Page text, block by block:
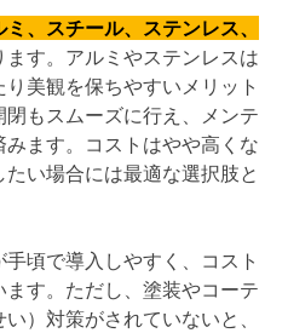
ミ、スチール、ステンレス、
ます。アルミやステンレスは
美観を保ちやすいメリット
もスムーズに行え、メンテ
ます。コストはやや高くな
い場合には最適な選択肢と
頃で導入しやすく、コスト
す。ただし、塗装やコーテ
）対策がされていないと、